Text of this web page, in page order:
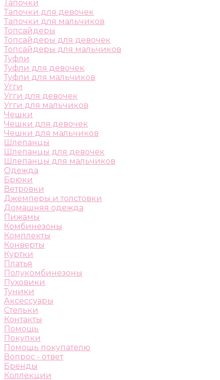
Тапочки
Тапочки для девочек
Тапочки для мальчиков
Топсайдеры
Топсайдеры для девочек
Топсайдеры для мальчиков
Туфли
Туфли для девочек
Туфли для мальчиков
Угги
Угги для девочек
Угги для мальчиков
Чешки
Чешки для девочек
Чешки для мальчиков
Шлепанцы
Шлепанцы для девочек
Шлепанцы для мальчиков
Одежда
Брюки
Ветровки
Джемперы и толстовки
Домашняя одежда
Пижамы
Комбинезоны
Комплекты
Конверты
Куртки
Платья
Полукомбинезоны
Пуховики
Туники
Аксессуары
Стельки
Контакты
Помощь
Покупки
Помощь покупателю
Вопрос - ответ
Бренды
Коллекции